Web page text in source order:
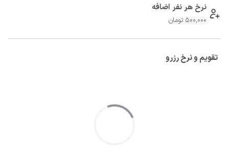
نرخ هر نفر اضافه
500,000 تومان
تقویم و نرخ رزرو